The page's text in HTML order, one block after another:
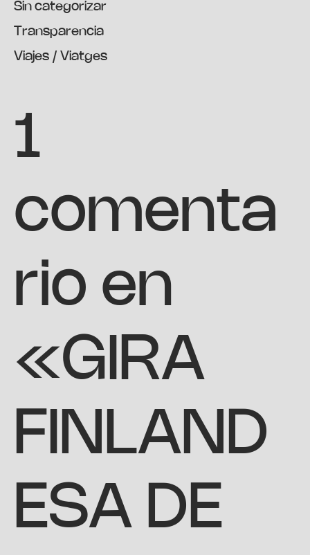
Sin categorizar
Transparencia
Viajes / Viatges
1
comenta
rio en
«GIRA
FINLAND
ESA DE